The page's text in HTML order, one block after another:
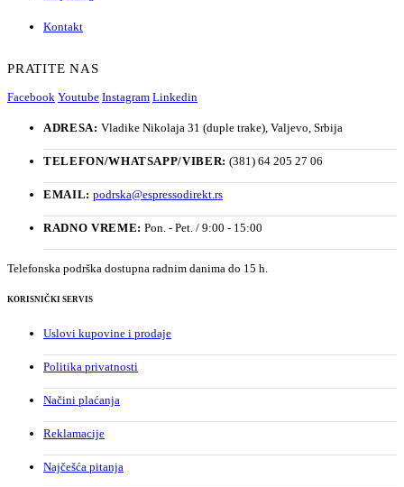
Kontakt
PRATITE NAS
Facebook Youtube Instagram Linkedin
ADRESA: Vladike Nikolaja 31 (duple trake), Valjevo, Srbija
TELEFON/WHATSAPP/VIBER: (381) 64 205 27 06
EMAIL: podrska@espressodirekt.rs
RADNO VREME: Pon. - Pet. / 9:00 - 15:00
Telefonska podrška dostupna radnim danima do 15 h.
KORISNIČKI SERVIS
Uslovi kupovine i prodaje
Politika privatnosti
Načini plaćanja
Reklamacije
Najčešća pitanja